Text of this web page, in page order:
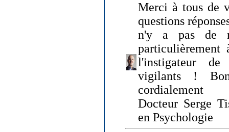
Merci à tous de
questions
n'y a pas de
l'instigateur de
vigilants !
cordialement
Docteur Serge
en Psychologie